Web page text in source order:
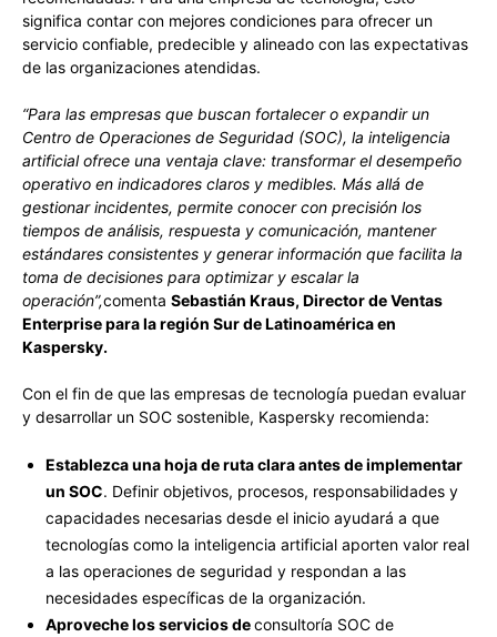
significa contar con mejores condiciones para ofrecer un
servicio confiable, predecible y alineado con las expectativas
de las organizaciones atendidas.
“Para las empresas que buscan fortalecer o expandir un
Centro de Operaciones de Seguridad (SOC), la inteligencia
artificial ofrece una ventaja clave: transformar el desempeño
operativo en indicadores claros y medibles. Más allá de
gestionar incidentes, permite conocer con precisión los
tiempos de análisis, respuesta y comunicación, mantener
estándares consistentes y generar información que facilita la
toma de decisiones para optimizar y escalar la
operación”,comenta Sebastián Kraus, Director de Ventas
Enterprise para la región Sur de Latinoamérica en
Kaspersky.
Con el fin de que las empresas de tecnología puedan evaluar
y desarrollar un SOC sostenible, Kaspersky recomienda:
Establezca una hoja de ruta clara antes de implementar
un SOC. Definir objetivos, procesos, responsabilidades y
capacidades necesarias desde el inicio ayudará a que
tecnologías como la inteligencia artificial aporten valor real
a las operaciones de seguridad y respondan a las
necesidades específicas de la organización.
Aproveche los servicios deconsultoría SOC de